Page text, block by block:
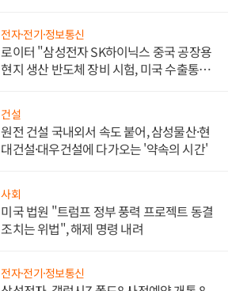
전자·전기·정보통신
로이터 "삼성전자 SK하이닉스 중국 공장용
현지 생산 반도체 장비 시험, 미국 수출통제
건설
원전 건설 국내외서 속도 붙어, 삼성물산·현
대건설·대우건설에 다가오는 '약속의 시간'
사회
미국 법원 "트럼프 정부 풍력 프로젝트 동결
조치는 위법", 해제 명령 내려
전자·전기·정보통신